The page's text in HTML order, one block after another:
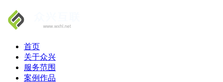
首页
关于众兴
服务范围
案例作品